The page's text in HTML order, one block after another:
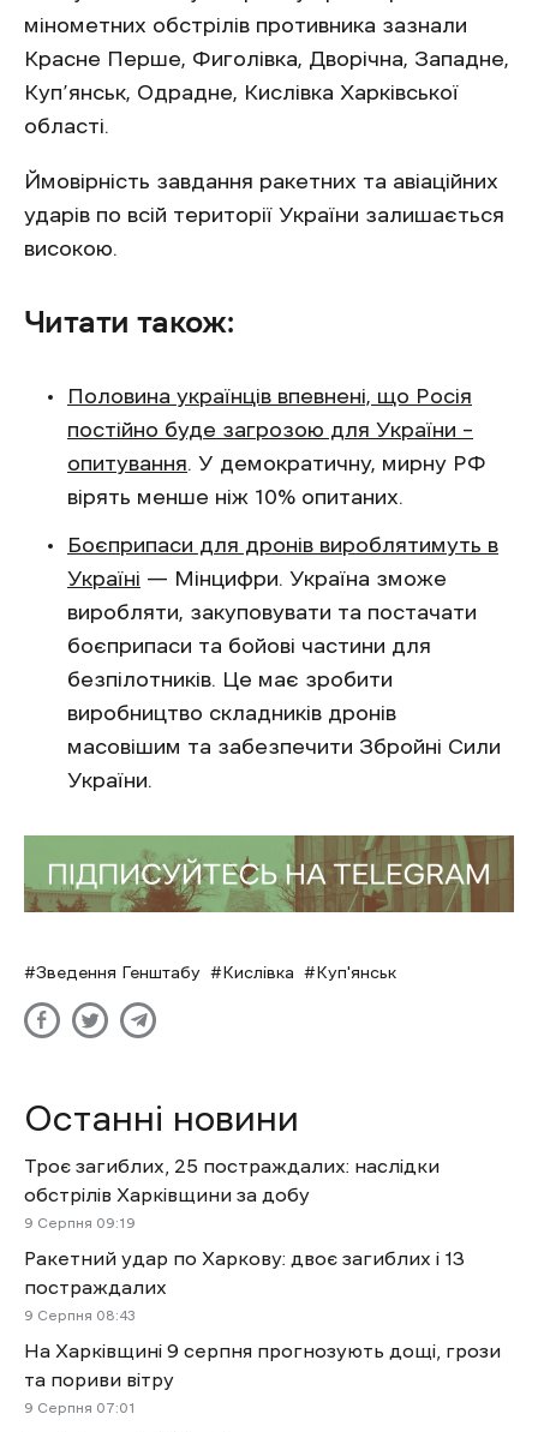
мінометних обстрілів противника зазнали
Красне Перше, Фиголівка, Дворічна, Западне,
Куп’янськ, Одрадне, Кислівка Харківської
області.
Ймовірність завдання ракетних та авіаційних
ударів по всій території України залишається
високою.
Читати також:
Половина українців впевнені, що Росія
постійно буде загрозою для України –
опитування . У демократичну, мирну РФ
вірять менше ніж 10% опитаних.
Боєприпаси для дронів вироблятимуть в
Україні — Мінцифри. Україна зможе
виробляти, закуповувати та постачати
боєприпаси та бойові частини для
безпілотників. Це має зробити
виробництво складників дронів
масовішим та забезпечити Збройні Сили
України.
Зведення Генштабу Кислівка Куп'янськ
Останні новини
Троє загиблих, 25 постраждалих: наслідки
обстрілів Харківщини за добу
9 Cерпня 09:19
Ракетний удар по Харкову: двоє загиблих і 13
постраждалих
9 Cерпня 08:43
На Харківщині 9 серпня прогнозують дощі, грози
та пориви вітру
9 Cерпня 07:01